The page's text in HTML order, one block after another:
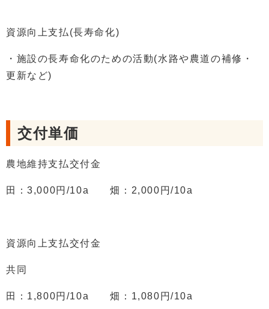
資源向上支払(長寿命化)
・施設の長寿命化のための活動(水路や農道の補修・
更新など)
交付単価
農地維持支払交付金
田：3,000円/10a 畑：2,000円/10a
資源向上支払交付金
共同
田：1,800円/10a 畑：1,080円/10a